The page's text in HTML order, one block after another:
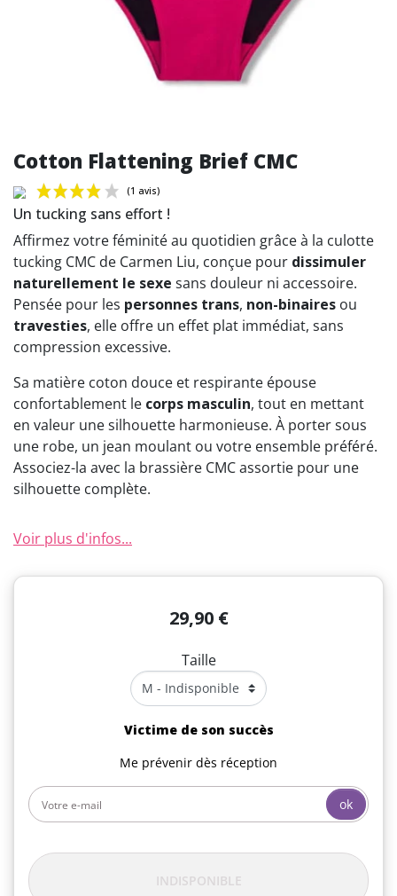
Cotton Flattening Brief CMC
Un tucking sans effort !
Affirmez votre féminité au quotidien grâce à la culotte
tucking CMC de Carmen Liu, conçue pour dissimuler
naturellement le sexe sans douleur ni accessoire.
Pensée pour les personnes trans, non-binaires ou
travesties, elle offre un effet plat immédiat, sans
compression excessive.
Sa matière coton douce et respirante épouse
confortablement le corps masculin, tout en mettant
en valeur une silhouette harmonieuse. À porter sous
une robe, un jean moulant ou votre ensemble préféré.
Associez-la avec la brassière CMC assortie pour une
silhouette complète.
Voir plus d'infos...
29,90 €
Taille
Victime de son succès
Me prévenir dès réception
ok
INDISPONIBLE